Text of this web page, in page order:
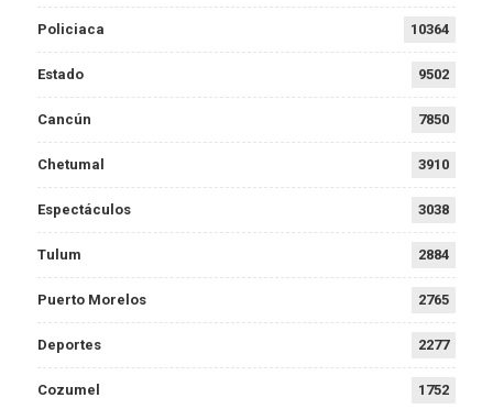
Policiaca 10364
Estado 9502
Cancún 7850
Chetumal 3910
Espectáculos 3038
Tulum 2884
Puerto Morelos 2765
Deportes 2277
Cozumel 1752